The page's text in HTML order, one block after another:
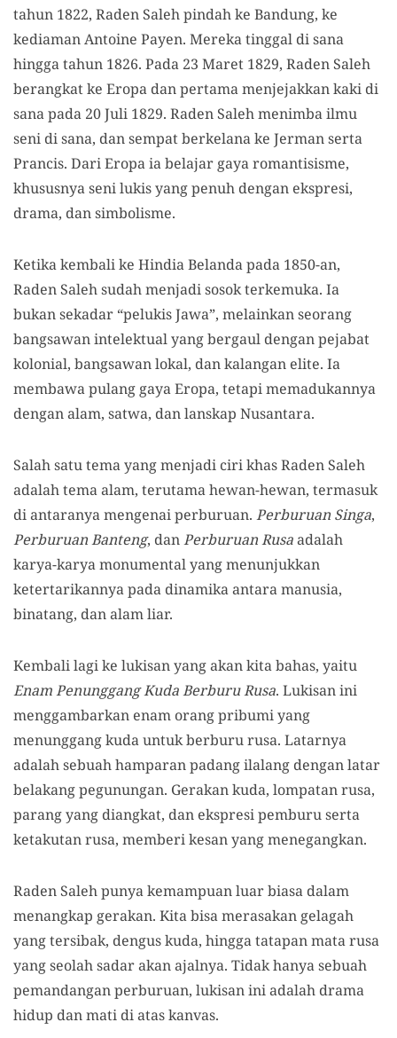
tahun 1822, Raden Saleh pindah ke Bandung, ke
kediaman Antoine Payen. Mereka tinggal di sana
hingga tahun 1826. Pada 23 Maret 1829, Raden Saleh
berangkat ke Eropa dan pertama menjejakkan kaki di
sana pada 20 Juli 1829. Raden Saleh menimba ilmu
seni di sana, dan sempat berkelana ke Jerman serta
Prancis. Dari Eropa ia belajar gaya romantisisme,
khususnya seni lukis yang penuh dengan ekspresi,
drama, dan simbolisme.
Ketika kembali ke Hindia Belanda pada 1850-an,
Raden Saleh sudah menjadi sosok terkemuka. Ia
bukan sekadar “pelukis Jawa”, melainkan seorang
bangsawan intelektual yang bergaul dengan pejabat
kolonial, bangsawan lokal, dan kalangan elite. Ia
membawa pulang gaya Eropa, tetapi memadukannya
dengan alam, satwa, dan lanskap Nusantara.
Salah satu tema yang menjadi ciri khas Raden Saleh
adalah tema alam, terutama hewan-hewan, termasuk
di antaranya mengenai perburuan. Perburuan Singa,
Perburuan Banteng, danPerburuan Rusaadalah
karya-karya monumental yang menunjukkan
ketertarikannya pada dinamika antara manusia,
binatang, dan alam liar.
Kembali lagi ke lukisan yang akan kita bahas, yaitu
Enam Penunggang Kuda Berburu Rusa. Lukisan ini
menggambarkan enam orang pribumi yang
menunggang kuda untuk berburu rusa. Latarnya
adalah sebuah hamparan padang ilalang dengan latar
belakang pegunungan. Gerakan kuda, lompatan rusa,
parang yang diangkat, dan ekspresi pemburu serta
ketakutan rusa, memberi kesan yang menegangkan.
Raden Saleh punya kemampuan luar biasa dalam
menangkap gerakan. Kita bisa merasakan gelagah
yang tersibak, dengus kuda, hingga tatapan mata rusa
yang seolah sadar akan ajalnya. Tidak hanya sebuah
pemandangan perburuan, lukisan ini adalah drama
hidup dan mati di atas kanvas.